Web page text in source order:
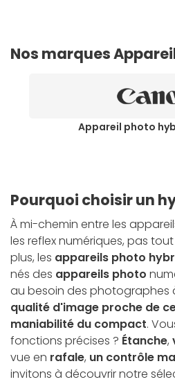
Nos marques
Appareil photo
Pourquoi choisir un
À mi-chemin entre les
les reflex numériques, pas
plus, les appareils photo
nés des appareils photo
au besoin des photographes
qualité d'image proche de
maniabilité du compact.
fonctions précises ? Étanche,
vue en rafale, un contrôle
invitons à découvrir notre